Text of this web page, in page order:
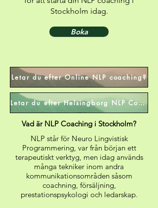
Stockholm idag.
Boka
Letar du efter Online NLP coaching?
Letar du efter Helsingborg NLP Coaching?
Vad är NLP Coaching i Stockholm?
NLP står för Neuro Lingvistisk
Programmering, var från början ett
terapeutiskt verktyg, men idag används
många tekniker inom andra
kommunikationsområden såsom
coachning, försäljning,
prestationspsykologi och ledarskap.